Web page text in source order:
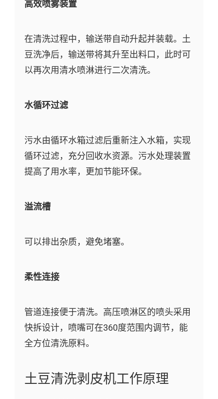
高效喷雾装置
在清洗过程中，输送带自动升起并装载。土
豆洗净后，输送带将其升至出料口，此时可
以再次用清水喷淋进行二次清洗。
水循环过滤
污水由循环水箱过滤后重新注入水箱，实现
循环过滤，充分回收水资源。污水处理装置
提高了用水率，更加节能环保。
溢流槽
可以排出杂质，避免堵塞。
柔性连接
管道连接便于清洗。高压喷淋区的喷头采用
快拆设计，喷嘴可在360度范围内调节，能
全方位清洗原料。
土豆清洗剥皮机工作原理